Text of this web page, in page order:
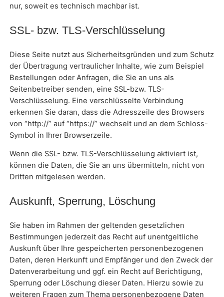
nur, soweit es technisch machbar ist.
SSL- bzw. TLS-Verschlüsselung
Diese Seite nutzt aus Sicherheitsgründen und zum Schutz
der Übertragung vertraulicher Inhalte, wie zum Beispiel
Bestellungen oder Anfragen, die Sie an uns als
Seitenbetreiber senden, eine SSL-bzw. TLS-
Verschlüsselung. Eine verschlüsselte Verbindung
erkennen Sie daran, dass die Adresszeile des Browsers
von “http://” auf “https://” wechselt und an dem Schloss-
Symbol in Ihrer Browserzeile.
Wenn die SSL- bzw. TLS-Verschlüsselung aktiviert ist,
können die Daten, die Sie an uns übermitteln, nicht von
Dritten mitgelesen werden.
Auskunft, Sperrung, Löschung
Sie haben im Rahmen der geltenden gesetzlichen
Bestimmungen jederzeit das Recht auf unentgeltliche
Auskunft über Ihre gespeicherten personenbezogenen
Daten, deren Herkunft und Empfänger und den Zweck der
Datenverarbeitung und ggf. ein Recht auf Berichtigung,
Sperrung oder Löschung dieser Daten. Hierzu sowie zu
weiteren Fragen zum Thema personenbezogene Daten